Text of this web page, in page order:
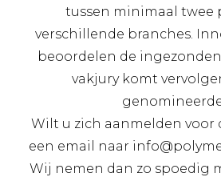
tussen minimaal twee
verschillende branches.
beoordelen de
vakjury komt
Wilt u zich aanmelden voor
een email naar
Wij nemen dan zo spoedig